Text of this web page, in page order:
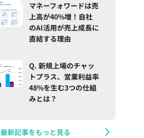
マネーフォワードは売
上高が40%増！自社
のAI活用が売上成長に
直結する理由
Q. 新規上場のチャッ
トプラス、営業利益率
48%を生む3つの仕組
みとは？
最新記事をもっと見る